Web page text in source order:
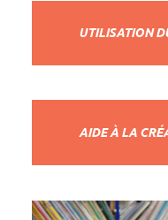
UTILI­SA­TION
AIDE À LA